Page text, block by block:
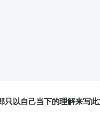
只以自己当下的理解来写此